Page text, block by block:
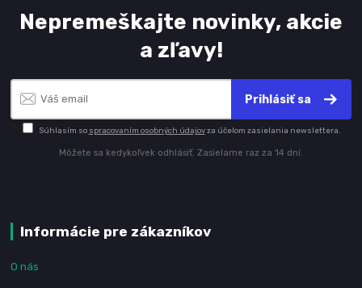
Nepremeškajte novinky, akcie
a zľavy!
Prihlásiť sa
Súhlasím so spracovaním osobných údajovza účelom zasielania newslettera.
Môžete sa kedykoľvek odhlásiť. Zasielame raz za 14 dní.
Informácie pre zákazníkov
O nás